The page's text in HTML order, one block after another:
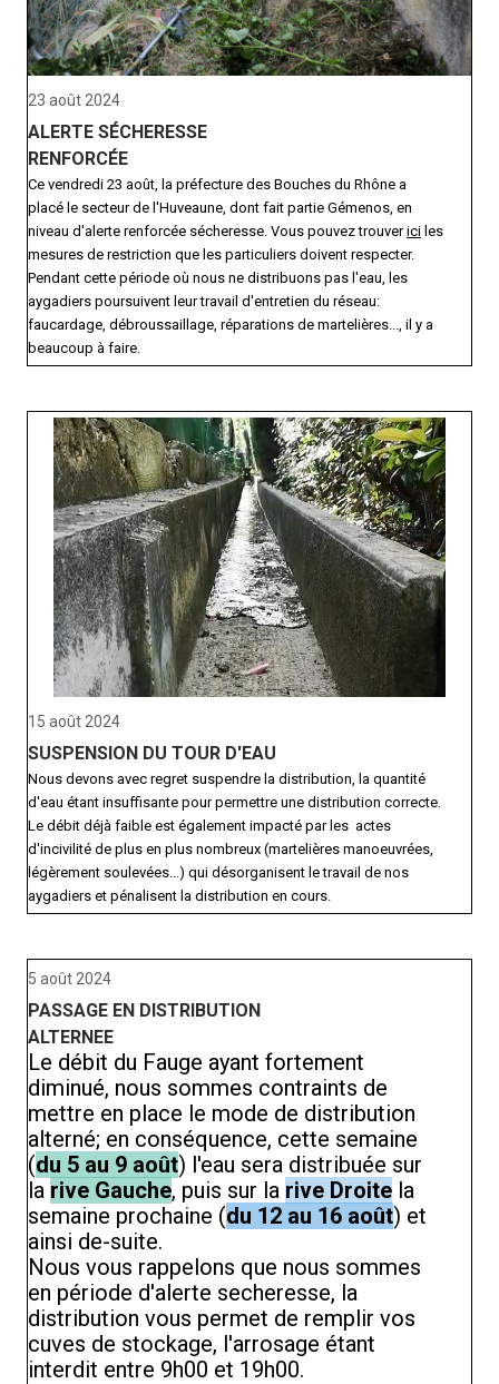
23 août 2024
ALERTE SÉCHERESSE
RENFORCÉE
Ce vendredi 23 août, la préfecture des Bouches du Rhône a
placé le secteur de l'Huveaune, dont fait partie Gémenos, en
niveau d'alerte renforcée sécheresse. Vous pouvez trouverici les
mesures de restriction que les particuliers doivent respecter.
Pendant cette période où nous ne distribuons pas l'eau, les
aygadiers poursuivent leur travail d'entretien du réseau:
faucardage, débroussaillage, réparations de martelières..., il y a
beaucoup à faire.
15 août 2024
SUSPENSION DU TOUR D'EAU
Nous devons avec regret suspendre la distribution, la quantité
d'eau étant insuffisante pour permettre une distribution correcte.
Le débit déjà faible est également impacté par les actes
d'incivilité de plus en plus nombreux (martelières manoeuvrées,
légèrement soulevées...) qui désorganisent le travail de nos
aygadiers et pénalisent la distribution en cours.
5 août 2024
PASSAGE EN DISTRIBUTION
ALTERNEE
Le débit du Fauge ayant fortement
diminué, nous sommes contraints de
mettre en place le mode de distribution
alterné; en conséquence, cette semaine
(du 5 au 9 août) l'eau sera distribuée sur
la rive Gauche, puis sur la rive Droite la
semaine prochaine (du 12 au 16 août) et
ainsi de-suite.
Nous vous rappelons que nous sommes
en période d'alerte secheresse, la
distribution vous permet de remplir vos
cuves de stockage, l'arrosage étant
interdit entre 9h00 et 19h00.